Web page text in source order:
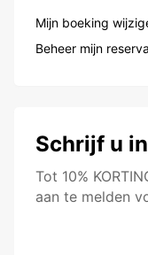
Mijn boeking
Beheer mijn
Schrijf u
Tot 10%
aan te melden